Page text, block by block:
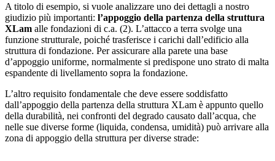
A titolo di esempio, si vuole analizzare uno dei dettagli a nostro
giudizio più importanti: l’appoggio della partenza della struttura
XLam alle fondazioni di c.a. (2). L’attacco a terra svolge una
funzione strutturale, poiché trasferisce i carichi dall’edificio alla
struttura di fondazione. Per assicurare alla parete una base
d’appoggio uniforme, normalmente si predispone uno strato di malta
espandente di livellamento sopra la fondazione.
L’altro requisito fondamentale che deve essere soddisfatto
dall’appoggio della partenza della struttura XLam è appunto quello
della durabilità, nei confronti del degrado causato dall’acqua, che
nelle sue diver­se forme (liquida, condensa, umidità) può arrivare alla
zona di appoggio della struttura per diverse strade: